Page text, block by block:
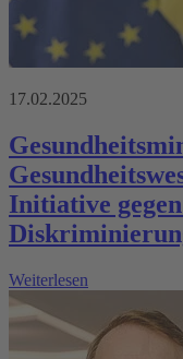
17.02.2025
Initiative gegen
Weiterlesen